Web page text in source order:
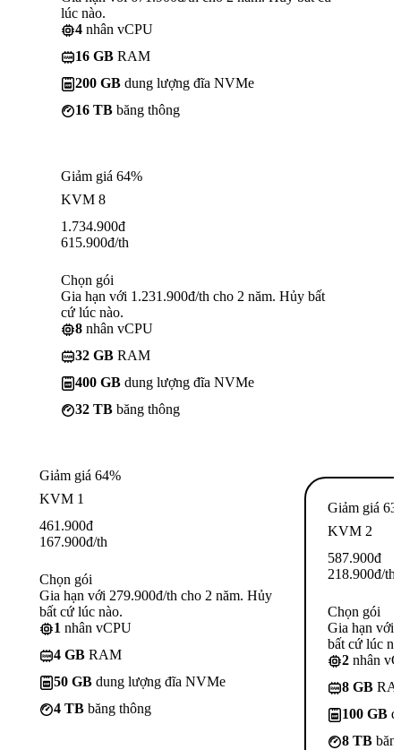
lúc nào.
4 nhân vCPU
16 GB RAM
200 GB dung lượng đĩa NVMe
16 TB băng thông
Giảm giá 64%
KVM 8
1.734.900đ
615.900đ/th
Chọn gói
Gia hạn với 1.231.900đ/th cho 2 năm. Hủy bất
cứ lúc nào.
8 nhân vCPU
32 GB RAM
400 GB dung lượng đĩa NVMe
32 TB băng thông
Giảm giá 64%
KVM 1
461.900đ
167.900đ/th
Chọn gói
Gia hạn với 279.900đ/th cho 2 năm. Hủy
bất cứ lúc nào.
1 nhân vCPU
4 GB RAM
50 GB dung lượng đĩa NVMe
4 TB băng thông
Giảm giá
KVM 2
587.900đ
218.900đ/th
Chọn gói
Gia hạn với
bất cứ lúc
2 nhân
8 GB
100 GB
8 TB